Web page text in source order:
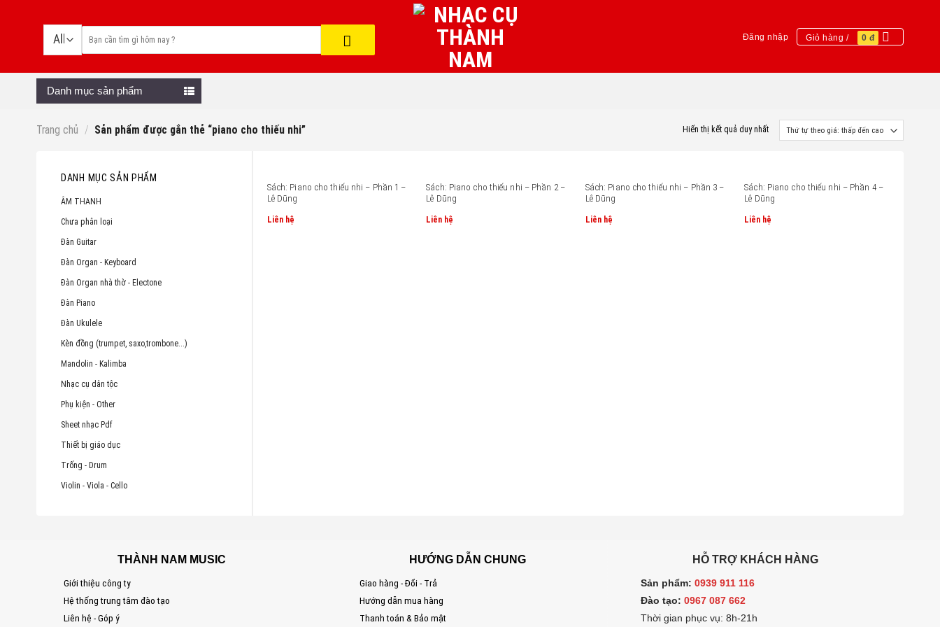
Đăng nhập Giỏ hàng / 0 đ
Danh mục sản phẩm
Trang chủ / Sản phẩm được gắn thẻ “piano cho thiếu nhi” Hiển thị kết quả duy nhất
DANH MỤC SẢN PHẨM
ÂM THANH
Chưa phân loại
Đàn Guitar
Đàn Organ - Keyboard
Đàn Organ nhà thờ - Electone
Đàn Piano
Đàn Ukulele
Kèn đồng (trumpet, saxo,trombone...)
Mandolin - Kalimba
Nhạc cụ dân tộc
Phụ kiện - Other
Sheet nhạc Pdf
Thiết bị giáo dục
Trống - Drum
Violin - Viola - Cello
Sách: Piano cho thiếu nhi – Phần 1 –
Lê Dũng
Liên hệ
Sách: Piano cho thiếu nhi – Phần 2 –
Lê Dũng
Liên hệ
Sách: Piano cho thiếu nhi – Phần 3 –
Lê Dũng
Liên hệ
Sách: Piano cho thiếu nhi – Phần 4 –
Lê Dũng
Liên hệ
THÀNH NAM MUSIC
Giới thiệu công ty
Hệ thống trung tâm đào tạo
Liên hệ - Góp ý
HƯỚNG DẪN CHUNG
Giao hàng - Đổi - Trả
Hướng dẫn mua hàng
Thanh toán & Bảo mật
HỖ TRỢ KHÁCH HÀNG
Sản phẩm: 0939 911 116
Đào tạo: 0967 087 662
Thời gian phục vụ: 8h-21h